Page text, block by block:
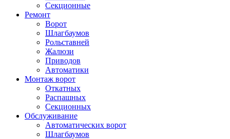
Секционные
Ремонт
Ворот
Шлагбаумов
Рольставней
Жалюзи
Приводов
Автоматики
Монтаж ворот
Откатных
Распашных
Секционных
Обслуживание
Автоматических ворот
Шлагбаумов